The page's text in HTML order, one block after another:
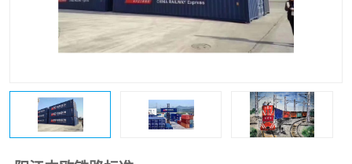
DHL国际快递电话 深圳国际快递